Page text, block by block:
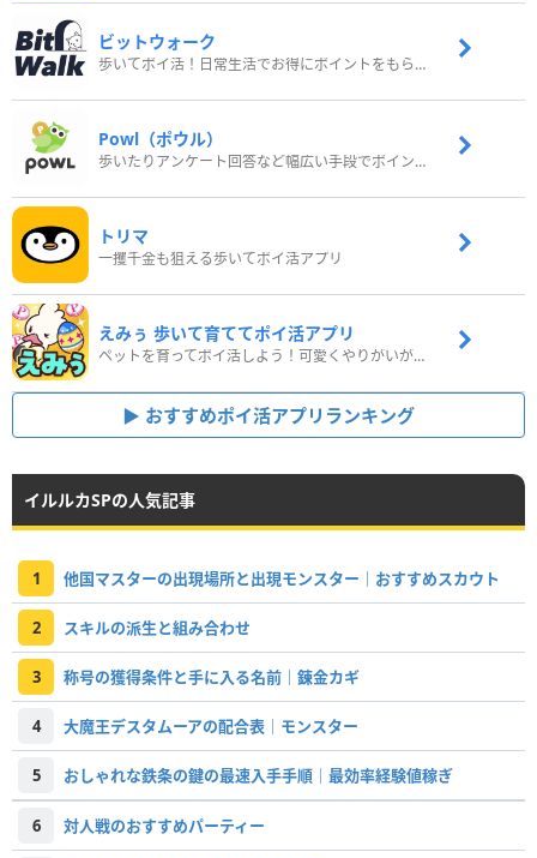
ビットウォーク
歩いてポイ活！日常生活でお得にポイントをもらおう
Powl（ポウル）
歩いたりアンケート回答など幅広い手段でポイントをゲット
トリマ
一攫千金も狙える歩いてポイ活アプリ
えみぅ 歩いて育ててポイ活アプリ
ペットを育ってポイ活しよう！可愛くやりがいがある新感覚アプリ
おすすめポイ活アプリランキング
イルルカSPの人気記事
1 他国マスターの出現場所と出現モンスター｜おすすめスカウト
2 スキルの派生と組み合わせ
3 称号の獲得条件と手に入る名前｜錬金カギ
4 大魔王デスタムーアの配合表｜モンスター
5 おしゃれな鉄条の鍵の最速入手手順｜最効率経験値稼ぎ
6 対人戦のおすすめパーティー